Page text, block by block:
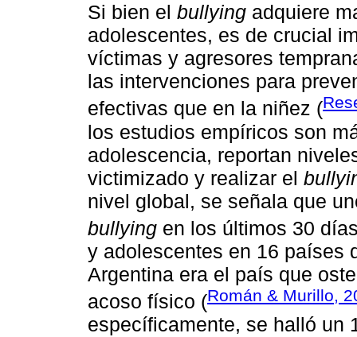
Si bien el bullying adquiere
adolescentes, es de crucial
víctimas y agresores
las intervenciones para
efectivas que en la niñez (
los estudios empíricos son
adolescencia, reportan
victimizado y realizar el
nivel global, se señala que
bullying en los últimos 30
y adolescentes en 16 países
Argentina era el país que
acoso físico (Román & Murillo,
específicamente, se halló un